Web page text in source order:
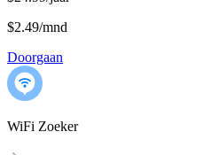
$2.49/mnd
Doorgaan
WiFi Zoeker